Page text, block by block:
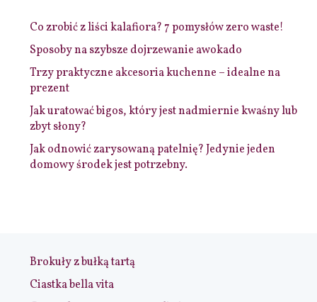
Co zrobić z liści kalafiora? 7 pomysłów zero waste!
Sposoby na szybsze dojrzewanie awokado
Trzy praktyczne akcesoria kuchenne – idealne na
prezent
Jak uratować bigos, który jest nadmiernie kwaśny lub
zbyt słony?
Jak odnowić zarysowaną patelnię? Jedynie jeden
domowy środek jest potrzebny.
Brokuły z bułką tartą
Ciastka bella vita